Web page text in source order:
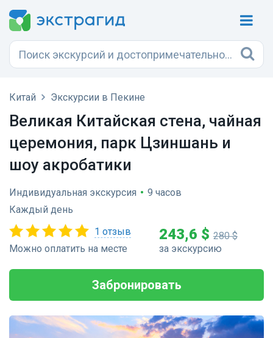
Китай Экскурсии в Пекине
Великая Китайская стена, чайная
церемония, парк Цзиншань и
шоу акробатики
Индивидуальная экскурсия • 9 часов
Каждый день
1 отзыв
Можно оплатить на месте
243,6 $ 280 $
за экскурсию
Забронировать